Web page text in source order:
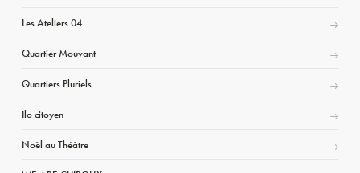
Les Ateliers 04
Quartier Mouvant
Quartiers Pluriels
Ilo citoyen
Noël au Théâtre